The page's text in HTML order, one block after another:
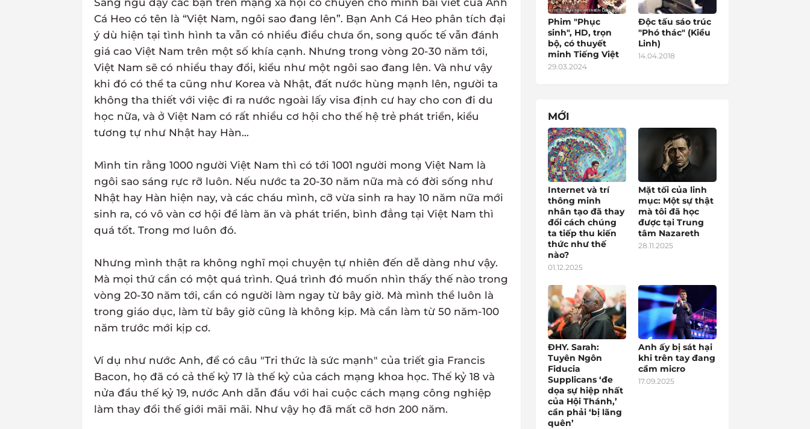
Sáng ngủ dậy các bạn trên mạng xã hội có chuyền cho mình bài viết của Anh
Cá Heo có tên là “Việt Nam, ngôi sao đang lên”. Bạn Anh Cá Heo phân tích đại
ý dù hiện tại tình hình ta vẫn có nhiều điều chưa ổn, song quốc tế vẫn đánh
giá cao Việt Nam trên một số khía cạnh. Nhưng trong vòng 20-30 năm tới,
Việt Nam sẽ có nhiều thay đổi, kiểu như một ngôi sao đang lên. Và như vậy
khi đó có thể ta cũng như Korea và Nhật, đất nước hùng mạnh lên, người ta
không tha thiết với việc đi ra nước ngoài lấy visa định cư hay cho con đi du
học nữa, và ở Việt Nam có rất nhiều cơ hội cho thế hệ trẻ phát triển, kiểu
tương tự như Nhật hay Hàn...
Mình tin rằng 1000 người Việt Nam thì có tới 1001 người mong Việt Nam là
ngôi sao sáng rực rỡ luôn. Nếu nước ta 20-30 năm nữa mà có đời sống như
Nhật hay Hàn hiện nay, và các cháu mình, cỡ vừa sinh ra hay 10 năm nữa mới
sinh ra, có vô vàn cơ hội để làm ăn và phát triển, bình đẳng tại Việt Nam thì
quá tốt. Trong mơ luôn đó.
Nhưng mình thật ra không nghĩ mọi chuyện tự nhiên đến dễ dàng như vậy.
Mà mọi thứ cần có một quá trình. Quá trình đó muốn nhìn thấy thế nào trong
vòng 20-30 năm tới, cần có người làm ngay từ bây giờ. Mà mình thề luôn là
trong giáo dục, làm từ bây giờ cũng là không kịp. Mà cần làm từ 50 năm-100
năm trước mới kịp cơ.
Ví dụ như nước Anh, để có câu "Tri thức là sức mạnh" của triết gia Francis
Bacon, họ đã có cả thế kỷ 17 là thế kỷ của cách mạng khoa học. Thế kỷ 18 và
nửa đầu thế kỷ 19, nước Anh dẫn đầu với hai cuộc cách mạng công nghiệp
làm thay đổi thế giới mãi mãi. Như vậy họ đã mất cỡ hơn 200 năm.
Phim "Phục
sinh", HD, trọn
bộ, có thuyết
minh Tiếng Việt
29.03.2024
Độc tấu sáo trúc
"Phó thác" (Kiều
Linh)
14.04.2018
MỚI
Internet và trí
thông minh
nhân tạo đã thay
đổi cách chúng
ta tiếp thu kiến
thức như thế
nào?
01.12.2025
Mặt tối của linh
mục: Một sự thật
mà tôi đã học
được tại Trung
tâm Nazareth
28.11.2025
ĐHY. Sarah:
Tuyên Ngôn
Fiducia
Supplicans ‘đe
dọa sự hiệp nhất
của Hội Thánh,’
cần phải ‘bị lãng
quên’
Anh ấy bị sát hại
khi trên tay đang
cầm micro
17.09.2025